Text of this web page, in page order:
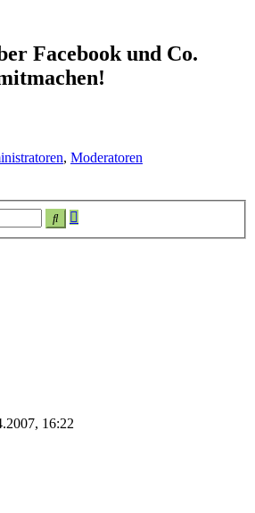
Facebook und Co.
, Moderatoren
SucheErweiterte
Suche
16:22